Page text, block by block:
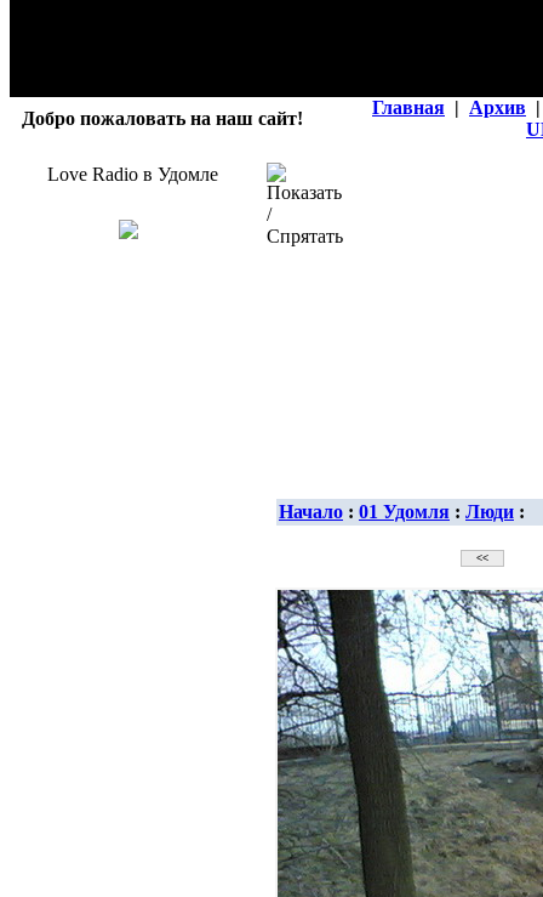
Добро пожаловать на наш сайт!
Главная | Архив |
Love Radio в Удомле
Начало : 01 Удомля : Люди :